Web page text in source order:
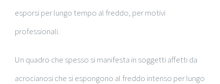
esporsi per lungo tempo al freddo, per motivi
professionali.
Un quadro che spesso si manifesta in soggetti affetti da
acrocianosi che si espongono al freddo intenso per lungo